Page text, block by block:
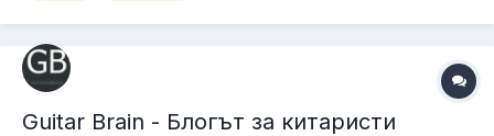
Guitar Brain - Блогът за китаристи